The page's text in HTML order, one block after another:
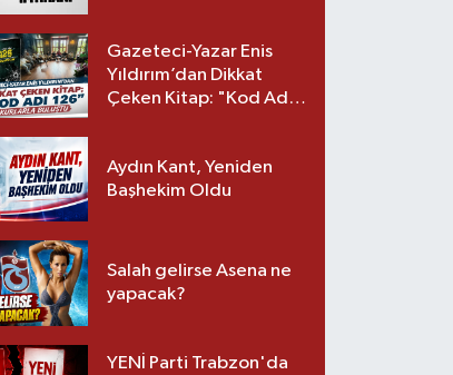
Gazeteci-Yazar Enis
Yıldırım’dan Dikkat
Çeken Kitap: "Kod Adı
Aydın Kant, Yeniden
Başhekim Oldu
Salah gelirse Asena ne
yapacak?
YENİ Parti Trabzon'da